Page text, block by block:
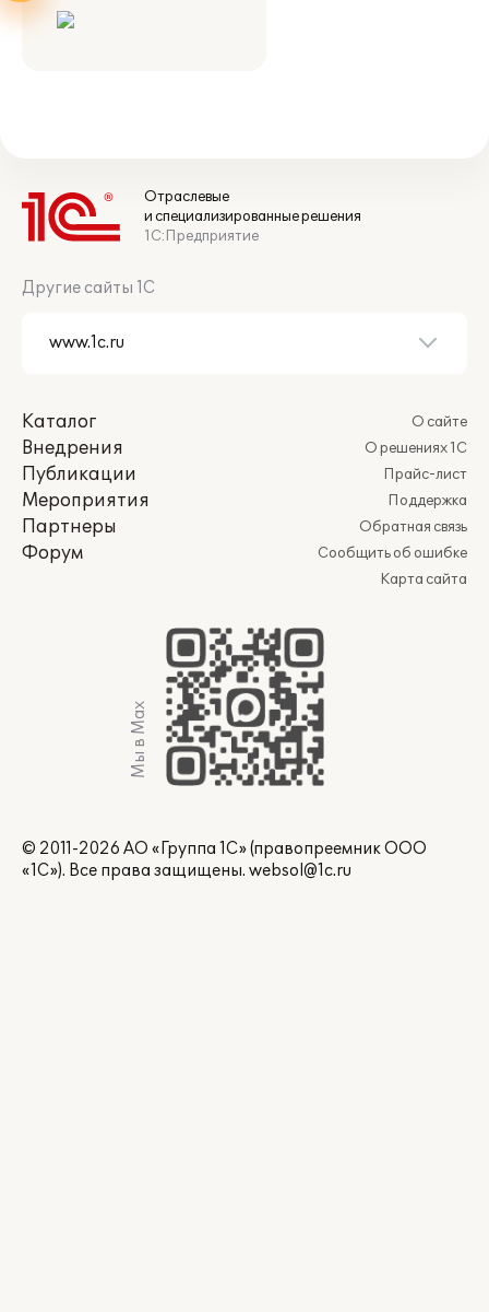
Отраслевые
и специализированные решения
1С:Предприятие
Другие сайты 1С
Каталог
Внедрения
Публикации
Мероприятия
Партнеры
Форум
О сайте
О решениях 1С
Прайс-лист
Поддержка
Обратная связь
Сообщить об ошибке
Карта сайта
Мы в Max
© 2011-2026 АО «Группа 1С» (правопреемник ООО
«1С»). Все права защищены. websol@1c.ru